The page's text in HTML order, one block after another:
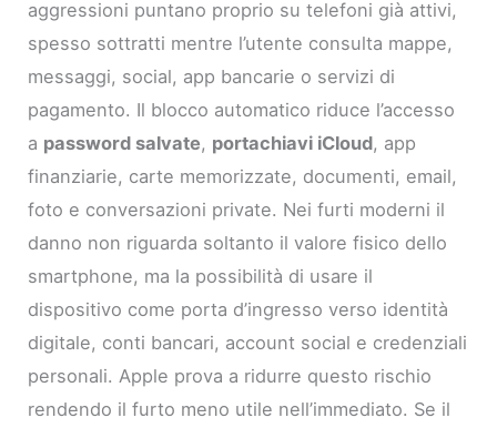
aggressioni puntano proprio su telefoni già attivi,
spesso sottratti mentre l’utente consulta mappe,
messaggi, social, app bancarie o servizi di
pagamento. Il blocco automatico riduce l’accesso
a password salvate, portachiavi iCloud, app
finanziarie, carte memorizzate, documenti, email,
foto e conversazioni private. Nei furti moderni il
danno non riguarda soltanto il valore fisico dello
smartphone, ma la possibilità di usare il
dispositivo come porta d’ingresso verso identità
digitale, conti bancari, account social e credenziali
personali. Apple prova a ridurre questo rischio
rendendo il furto meno utile nell’immediato. Se il